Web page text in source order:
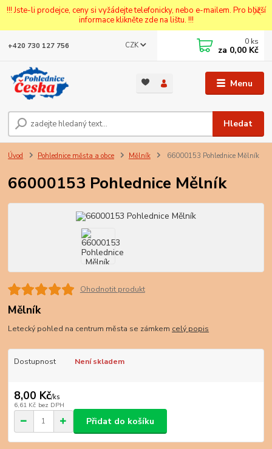
!!! Jste-li prodejce, ceny si vyžádejte telefonicky, nebo e-mailem. Pro bližší
informace klikněte zde na lištu. !!!
Menu
CZK
Hledat
+420 730 127 756 0 ks
za 0,00 Kč
Úvod Pohlednice města a obce Mělník 66000153 Pohlednice Mělník
66000153 Pohlednice Mělník
Ohodnotit produkt
Mělník
Letecký pohled na centrum města se zámkem celý popis
Dostupnost Není skladem
8,00 Kč/ks
6,61 Kč bez DPH
Přidat do košíku